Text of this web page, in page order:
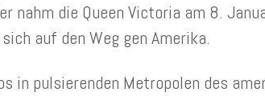
nahm die Queen Victoria am 8.
auf den Weg gen Amerika.
in pulsierenden Metropolen des